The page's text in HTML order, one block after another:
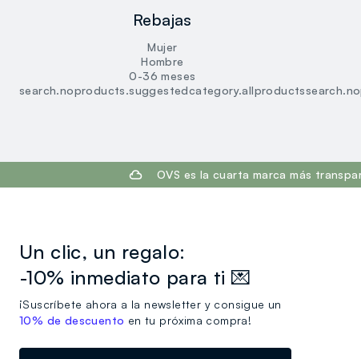
Rebajas
Mujer
Hombre
0-36 meses
search.noproducts.suggestedcategory.allproducts
OVS es la cuarta marca más
Un clic, un regalo:
-10% inmediato para ti 💌
¡Suscríbete ahora a la newsletter y consigue un
10% de descuento en tu próxima compra!